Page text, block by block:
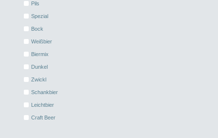
Pils
Spezial
Bock
Weißbier
Biermix
Dunkel
Zwickl
Schankbier
Leichtbier
Craft Beer